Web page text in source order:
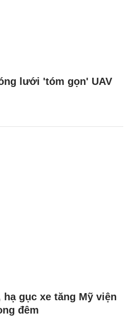
lưới 'tóm gọn' UAV
hạ gục xe tăng Mỹ viện
đêm